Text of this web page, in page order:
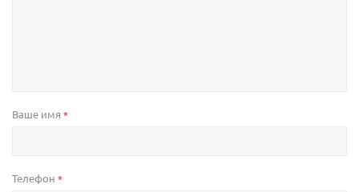
Ваше имя *
Телефон *